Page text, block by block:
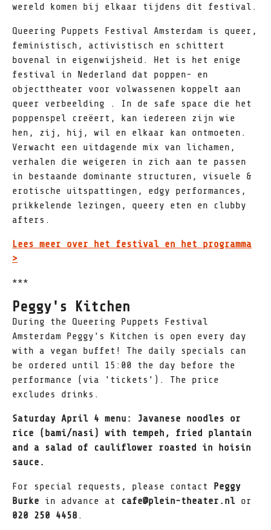
wereld komen bij elkaar tijdens dit festival.
Queering Puppets Festival Amsterdam is queer,
feministisch, activistisch en schittert
bovenal in eigenwijsheid. Het is het enige
festival in Nederland dat poppen- en
objecttheater voor volwassenen koppelt aan
queer verbeelding . In de safe space die het
poppenspel creëert, kan iedereen zijn wie
hen, zij, hij, wil en elkaar kan ontmoeten.
Verwacht een uitdagende mix van lichamen,
verhalen die weigeren in zich aan te passen
in bestaande dominante structuren, visuele &
erotische uitspattingen, edgy performances,
prikkelende lezingen, queery eten en clubby
afters.
Lees meer over het festival en het programma
>
***
Peggy's Kitchen
During the Queering Puppets Festival
Amsterdam Peggy's Kitchen is open every day
with a vegan buffet! The daily specials can
be ordered until 15:00 the day before the
performance (via 'tickets'). The price
excludes drinks.
Saturday April 4 menu: Javanese noodles or
rice (bami/nasi) with tempeh, fried plantain
and a salad of cauliflower roasted in hoisin
sauce.
For special requests, please contact Peggy
Burke in advance at cafe@plein-theater.nl or
020 250 4458 .